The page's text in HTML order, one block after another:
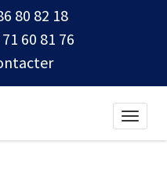
80 82 18
60 81 76
Toggle